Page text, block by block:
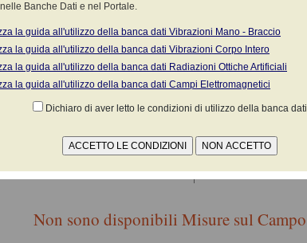
Sito web del produttore
- x 1,5 Smerigliatura - x 1,0 Lucidatura )
ACCESSORIO VALOREK
Note
INDICATONON INDICATO 2.5 m/s2
Non sono disponibili Misure sul Campo
Banche Dati e nel Portale.
la guida all'utilizzo della banca dati Vibrazioni Mano - Braccio
la guida all'utilizzo della banca dati Vibrazioni Corpo Intero
la guida all'utilizzo della banca dati Radiazioni Ottiche Artificiali
la guida all'utilizzo della banca dati Campi Elettromagnetici
Dichiaro di aver letto le condizioni di utilizzo della banca dati